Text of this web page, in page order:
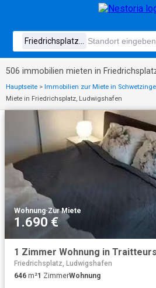
506 immobilien mieten in
Hauptseite > Immobilien zur Miete in
Miete in Friedrichsplatz, Ludwigshafen
Wohnung·Zur Miete
1.690 €
Friedrichsplatz, Ludwigshafen
646 m²1 ZimmerWohnung